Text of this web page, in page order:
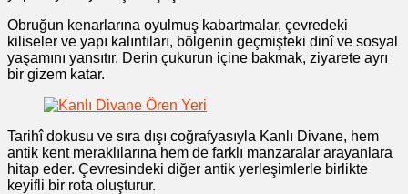
Obruğun kenarlarına oyulmuş kabartmalar, çevredeki
kiliseler ve yapı kalıntıları, bölgenin geçmişteki dinî ve sosyal
yaşamını yansıtır. Derin çukurun içine bakmak, ziyarete ayrı
bir gizem katar.
Tarihî dokusu ve sıra dışı coğrafyasıyla Kanlı Divane, hem
antik kent meraklılarına hem de farklı manzaralar arayanlara
hitap eder. Çevresindeki diğer antik yerleşimlerle birlikte
keyifli bir rota oluşturur.